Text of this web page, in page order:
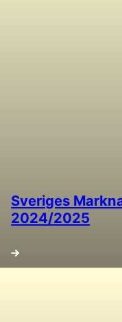
Sveriges
2024/2025